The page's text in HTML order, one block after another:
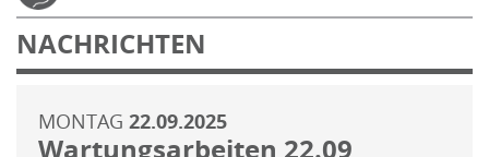
NACHRICHTEN
MONTAG 22.09.2025
Wartungsarbeiten 22.09